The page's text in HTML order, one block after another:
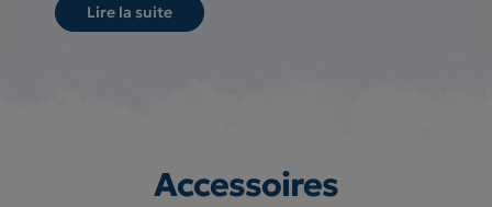
Lire la suite
Accessoires